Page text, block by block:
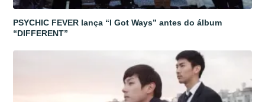
PSYCHIC FEVER lança “I Got Ways” antes do álbum
“DIFFERENT”